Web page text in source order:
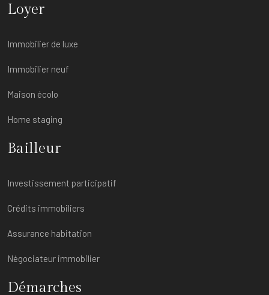
Loyer
Immobilier de luxe
Immobilier neuf
Maison écolo
Home staging
Bailleur
Investissement participatif
Crédits immobiliers
Assurance habitation
Négociateur immobilier
Démarches